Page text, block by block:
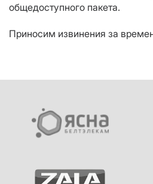
общедоступного пакета.
Приносим извинения за